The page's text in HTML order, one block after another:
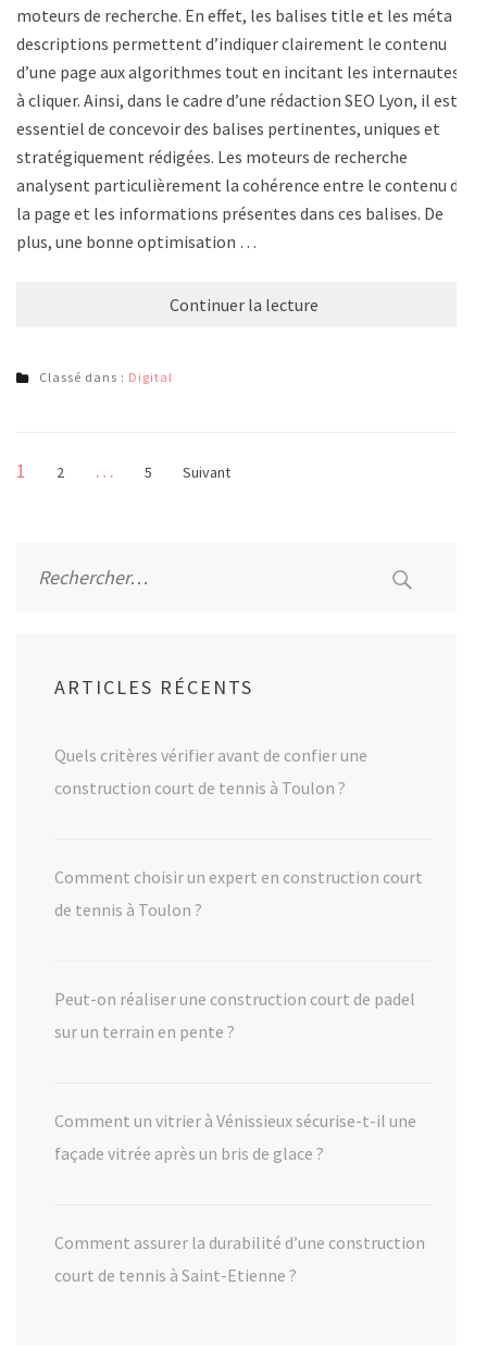
moteurs de recherche. En effet, les balises title et les méta
descriptions permettent d’indiquer clairement le contenu
d’une page aux algorithmes tout en incitant les internautes
à cliquer. Ainsi, dans le cadre d’une rédaction SEO Lyon, il est
essentiel de concevoir des balises pertinentes, uniques et
stratégiquement rédigées. Les moteurs de recherche
analysent particulièrement la cohérence entre le contenu de
la page et les informations présentes dans ces balises. De
plus, une bonne optimisation …
Continuer la lecture
Classé dans : Digital
Pagination
Page
1 Page
2 … Page
5 Suivant
ARTICLES RÉCENTS
Quels critères vérifier avant de confier une
construction court de tennis à Toulon ?
Comment choisir un expert en construction court
de tennis à Toulon ?
Peut-on réaliser une construction court de padel
sur un terrain en pente ?
Comment un vitrier à Vénissieux sécurise-t-il une
façade vitrée après un bris de glace ?
Comment assurer la durabilité d’une construction
court de tennis à Saint-Etienne ?